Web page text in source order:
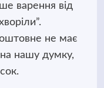
варення від
не має
нашу думку,